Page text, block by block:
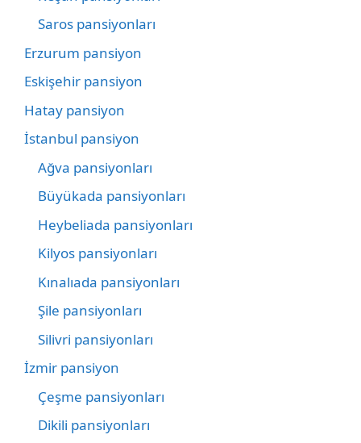
Saros pansiyonları
Erzurum pansiyon
Eskişehir pansiyon
Hatay pansiyon
İstanbul pansiyon
Ağva pansiyonları
Büyükada pansiyonları
Heybeliada pansiyonları
Kilyos pansiyonları
Kınalıada pansiyonları
Şile pansiyonları
Silivri pansiyonları
İzmir pansiyon
Çeşme pansiyonları
Dikili pansiyonları